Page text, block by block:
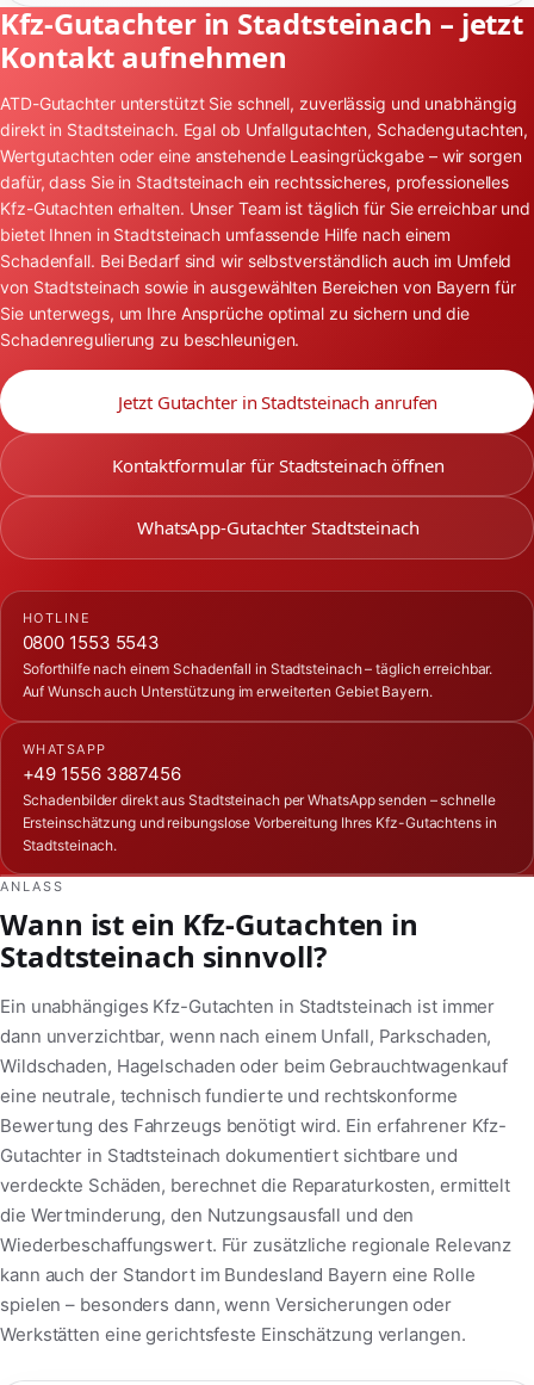
Kfz-Gutachter in Stadtsteinach – jetzt
Kontakt aufnehmen
ATD-Gutachter unterstützt Sie schnell, zuverlässig und unabhängig
direkt in Stadtsteinach. Egal ob Unfallgutachten, Schadengutachten,
Wertgutachten oder eine anstehende Leasingrückgabe – wir sorgen
dafür, dass Sie in Stadtsteinach ein rechtssicheres, professionelles
Kfz-Gutachten erhalten. Unser Team ist täglich für Sie erreichbar und
bietet Ihnen in Stadtsteinach umfassende Hilfe nach einem
Schadenfall. Bei Bedarf sind wir selbstverständlich auch im Umfeld
von Stadtsteinach sowie in ausgewählten Bereichen von Bayern für
Sie unterwegs, um Ihre Ansprüche optimal zu sichern und die
Schadenregulierung zu beschleunigen.
Jetzt Gutachter in Stadtsteinach anrufen
Kontaktformular für Stadtsteinach öffnen
WhatsApp-Gutachter Stadtsteinach
HOTLINE
0800 1553 5543
Soforthilfe nach einem Schadenfall in Stadtsteinach – täglich erreichbar.
Auf Wunsch auch Unterstützung im erweiterten Gebiet Bayern.
WHATSAPP
+49 1556 3887456
Schadenbilder direkt aus Stadtsteinach per WhatsApp senden – schnelle
Ersteinschätzung und reibungslose Vorbereitung Ihres Kfz-Gutachtens in
Stadtsteinach.
ANLASS
Wann ist ein Kfz-Gutachten in
Stadtsteinach sinnvoll?
Ein unabhängiges Kfz-Gutachten in Stadtsteinach ist immer
dann unverzichtbar, wenn nach einem Unfall, Parkschaden,
Wildschaden, Hagelschaden oder beim Gebrauchtwagenkauf
eine neutrale, technisch fundierte und rechtskonforme
Bewertung des Fahrzeugs benötigt wird. Ein erfahrener Kfz-
Gutachter in Stadtsteinach dokumentiert sichtbare und
verdeckte Schäden, berechnet die Reparaturkosten, ermittelt
die Wertminderung, den Nutzungsausfall und den
Wiederbeschaffungswert. Für zusätzliche regionale Relevanz
kann auch der Standort im Bundesland Bayern eine Rolle
spielen – besonders dann, wenn Versicherungen oder
Werkstätten eine gerichtsfeste Einschätzung verlangen.